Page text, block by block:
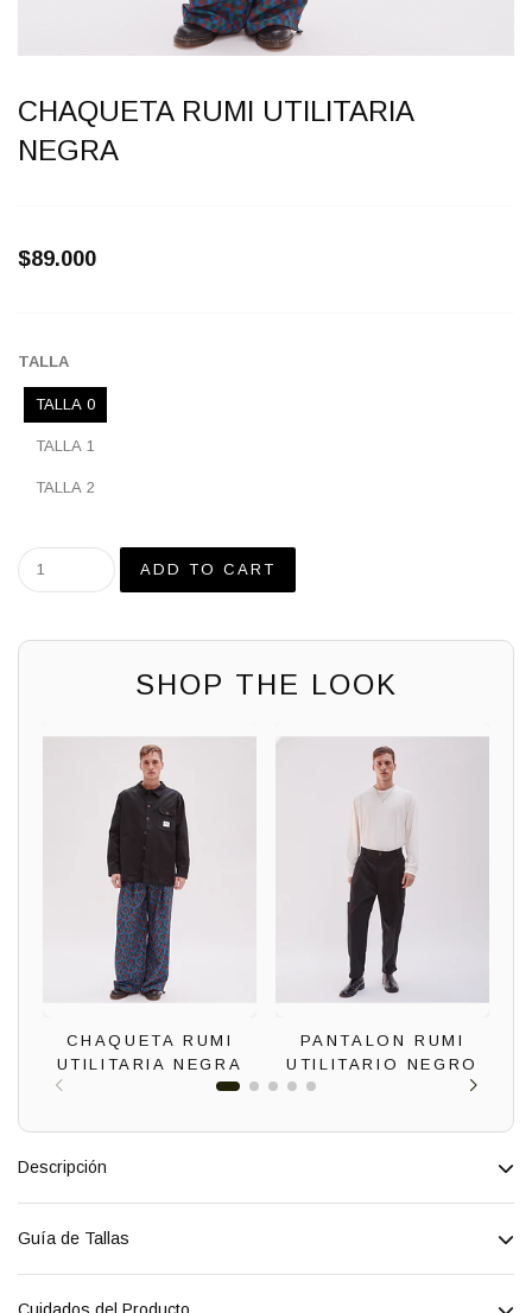
CHAQUETA RUMI UTILITARIA
NEGRA
$89.000
TALLA
TALLA 0
TALLA 1
TALLA 2
SHOP THE LOOK
CHAQUETA RUMI
UTILITARIA NEGRA
PANTALON RUMI
UTILITARIO NEGRO
Descripción
Guía de Tallas